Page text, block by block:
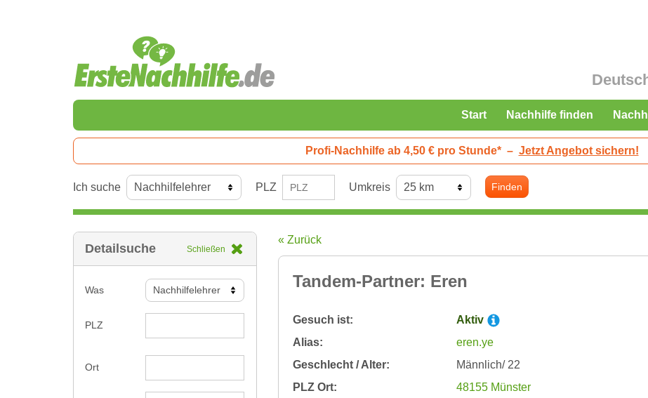
Start Nachhilfe finden
Profi-Nachhilfe ab 4,50 € pro Stunde* – Jetzt Angebot sichern!
Ich suche PLZ Umkreis Finden
Detailsuche Schließen
Was
PLZ
Ort
« Zurück
Tandem-Partner: Eren
Gesuch ist:
Aktiv
Alias:
eren.ye
Geschlecht / Alter:
Männlich/ 22
PLZ Ort:
48155 Münster